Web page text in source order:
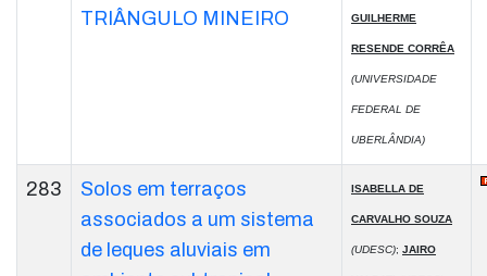
TRIÂNGULO MINEIRO
GUILHERME
RESENDE CORRÊA
(UNIVERSIDADE
FEDERAL DE
UBERLÂNDIA)
283
Solos em terraços
associados a um sistema
de leques aluviais em
ISABELLA DE
CARVALHO SOUZA
(UDESC); JAIRO